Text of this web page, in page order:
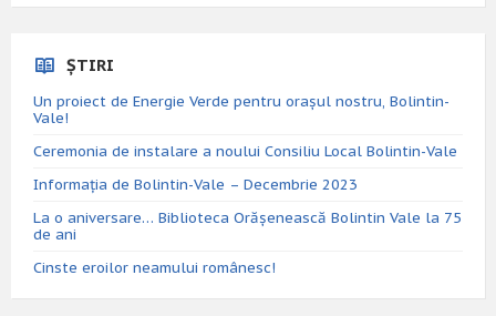
ȘTIRI
Un proiect de Energie Verde pentru orașul nostru, Bolintin-
Vale!
Ceremonia de instalare a noului Consiliu Local Bolintin-Vale
Informația de Bolintin-Vale – Decembrie 2023
La o aniversare… Biblioteca Orăşenească Bolintin Vale la 75
de ani
Cinste eroilor neamului românesc!